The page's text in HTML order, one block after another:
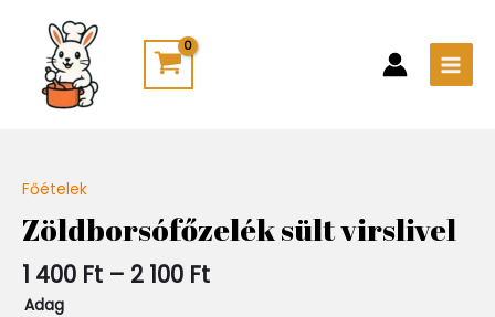
content
Főételek
Zöldborsófőzelék sült virslivel
1 400 Ft – 2 100 Ft
400 Ft
-
2
Adag